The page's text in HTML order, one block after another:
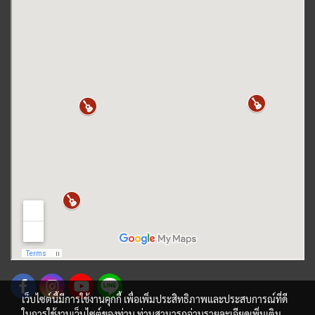
เว็บไซต์นี้มีการใช้งานคุกกี้ เพื่อเพิ่มประสิทธิภาพและประสบการณ์ที่ดี